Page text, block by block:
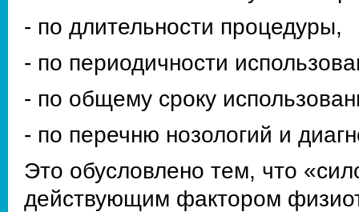
- по длительности процедуры,
- по периодичности
- по общему сроку
- по перечню нозологий и
Это обусловлено тем, что
действующим фактором